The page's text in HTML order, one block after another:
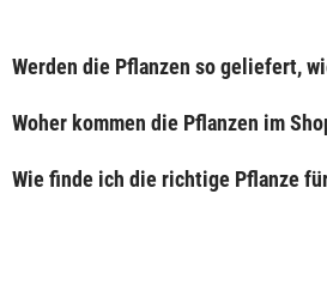
Werden die Pflanzen so geliefert,
Woher kommen die Pflanzen im
Wie finde ich die richtige Pflanze